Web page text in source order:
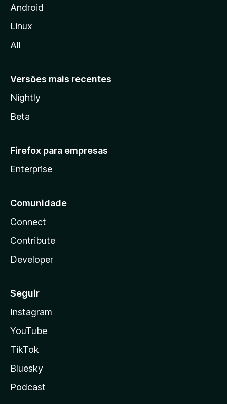
i
a
Android
Linux
All
Versões mais recentes
Nightly
Beta
Firefox para empresas
Enterprise
Comunidade
Connect
Contribute
Developer
Seguir
Instagram
YouTube
TikTok
Bluesky
Podcast